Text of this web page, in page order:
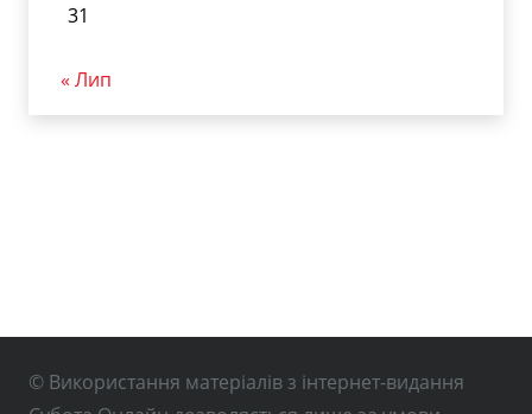
31
« Лип
© Використання матеріалів з інтернет-видання